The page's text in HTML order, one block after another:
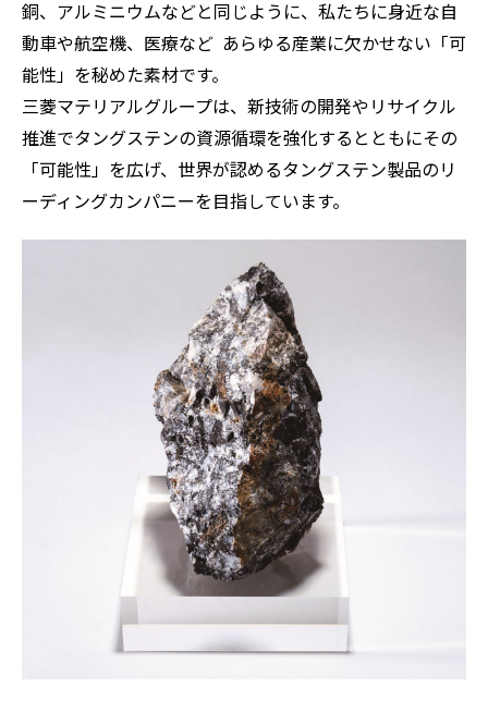
銅、アルミニウムなどと同じように、私たちに身近な自
動車や航空機、医療など あらゆる産業に欠かせない「可
能性」を秘めた素材です。
三菱マテリアルグループは、新技術の開発やリサイクル
推進でタングステンの資源循環を強化するとともにその
「可能性」を広げ、世界が認めるタングステン製品のリ
ーディングカンパニーを目指しています。